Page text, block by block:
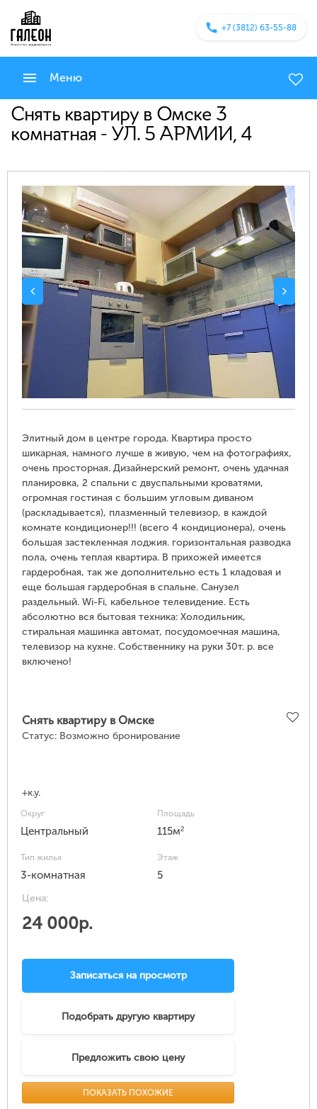
+7 (3812) 63-55-88
Меню
Снять квартиру в Омске 3
комнатная - УЛ. 5 АРМИИ, 4
Элитный дом в центре города. Квартира просто
шикарная, намного лучше в живую, чем на фотографиях,
очень просторная. Дизайнерский ремонт, очень удачная
планировка, 2 спальни с двуспальными кроватями,
огромная гостиная с большим угловым диваном
(раскладывается), плазменный телевизор, в каждой
комнате кондиционер!!! (всего 4 кондиционера), очень
большая застекленная лоджия. горизонтальная разводка
пола, очень теплая квартира. В прихожей имеется
гардеробная, так же дополнительно есть 1 кладовая и
еще большая гардеробная в спальне. Санузел
раздельный. Wi-Fi, кабельное телевидение. Есть
абсолютно вся бытовая техника: Холодильник,
стиральная машинка автомат, посудомоечная машина,
телевизор на кухне. Собственнику на руки 30т. р. все
включено!
Снять квартиру в Омске
Статус: Возможно бронирование
+к.у.
Округ
Центральный
Площадь
115м2
Тип жилья
3-комнатная
Этаж
5
Цена:
24 000р.
Записаться на просмотр
Подобрать другую квартиру
Предложить свою цену
ПОКАЗАТЬ ПОХОЖИЕ